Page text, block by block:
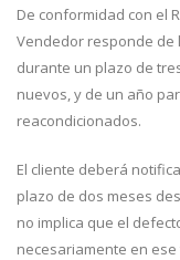
De conformidad con el
Vendedor responde de
durante un plazo de
nuevos, y de un año
reacondicionados.
El cliente deberá
plazo de dos meses
no implica que el
necesariamente en